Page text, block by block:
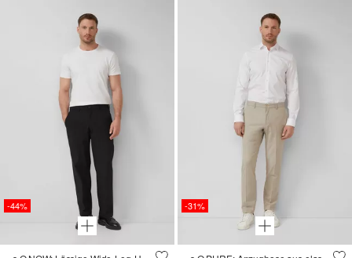
-44% -31%